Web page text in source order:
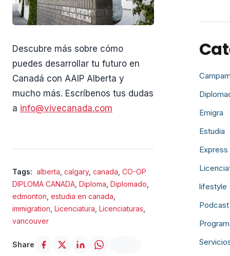
Descubre más sobre cómo
puedes desarrollar tu futuro en
Canadá con AAIP Alberta y
mucho más. Escríbenos tus dudas
a info@vivecanada.com
Tags: alberta calgary, canada CO-OP
DIPLOMA CANADA Diploma Diplomado
edmonton estudia en canada
immigration Licenciatura Licenciaturas
vancouver
Share
Emigra
Estudia
Express
lifestyle
Podcast